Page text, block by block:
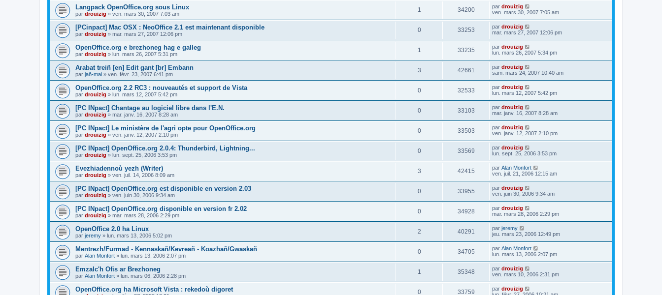
Langpack OpenOffice.org sous Linux
par drouizig » ven. mars 30, 2007 7:03 am
1 34200 par drouizig
ven. mars 30, 2007 7:05 am
[PCinpact] Mac OSX : NeoOffice 2.1 est maintenant disponible
par drouizig » mar. mars 27, 2007 12:06 pm
0 33253 par drouizig
mar. mars 27, 2007 12:06 pm
OpenOffice.org e brezhoneg hag e galleg
par drouizig » lun. mars 26, 2007 5:31 pm
1 33235 par drouizig
lun. mars 26, 2007 5:34 pm
Arabat treiñ [en] Edit gant [br] Embann
par jañ-mai » ven. févr. 23, 2007 6:41 pm
3 42661 par drouizig
sam. mars 24, 2007 10:40 am
OpenOffice.org 2.2 RC3 : nouveautés et support de Vista
par drouizig » lun. mars 12, 2007 5:42 pm
0 32533 par drouizig
lun. mars 12, 2007 5:42 pm
[PC INpact] Chantage au logiciel libre dans l'E.N.
par drouizig » mar. janv. 16, 2007 8:28 am
0 33103 par drouizig
mar. janv. 16, 2007 8:28 am
[PC INpact] Le ministère de l'agri opte pour OpenOffice.org
par drouizig » ven. janv. 12, 2007 2:10 pm
0 33503 par drouizig
ven. janv. 12, 2007 2:10 pm
[PC INpact] OpenOffice.org 2.0.4: Thunderbird, Lightning...
par drouizig » lun. sept. 25, 2006 3:53 pm
0 33569 par drouizig
lun. sept. 25, 2006 3:53 pm
Evezhiadennoù yezh (Writer)
par drouizig » ven. juil. 14, 2006 8:09 am
3 42415 par Alan Monfort
ven. juil. 21, 2006 12:15 am
[PC INpact] OpenOffice.org est disponible en version 2.03
par drouizig » ven. juin 30, 2006 9:34 am
0 33955 par drouizig
ven. juin 30, 2006 9:34 am
[PC INpact] OpenOffice.org disponible en version fr 2.02
par drouizig » mar. mars 28, 2006 2:29 pm
0 34928 par drouizig
mar. mars 28, 2006 2:29 pm
OpenOffice 2.0 ha Linux
par jeremy » lun. mars 13, 2006 5:02 pm
2 40291 par jeremy
jeu. mars 23, 2006 12:49 pm
Mentrezh/Furmad - Kennaskañ/Kevreañ - Koazhañ/Gwaskañ
par Alan Monfort » lun. mars 13, 2006 2:07 pm
0 34705 par Alan Monfort
lun. mars 13, 2006 2:07 pm
Emzalc'h Ofis ar Brezhoneg
par Alan Monfort » lun. mars 06, 2006 2:28 pm
1 35348 par drouizig
ven. mars 10, 2006 2:31 pm
OpenOffice.org ha Microsoft Vista : rekedoù digoret 0 33759 par drouizig